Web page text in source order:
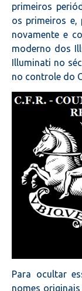
primeiros
os primeiros e,
novamente e
moderno dos
Illuminati no
no controle do
Para ocultar
nomes